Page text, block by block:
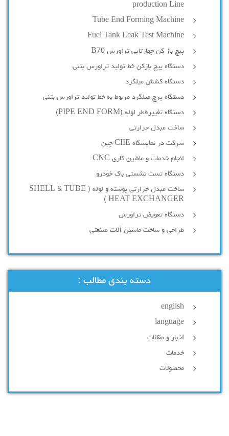
production Line
Tube End Forming Machine
Fuel Tank Leak Test Machine
پیچ باز کن چهارتایی تراورس B70
دستگاه پیچ بازکن خط تولید تراورس بتنی
دستگاه کشش میلگرد
دستگاه پرچ میلگرد مربوط به خط تولید تراورس بتنی
دستگاه تغییرقطر لوله (PIPE END FORM)
ساخت مبدل حرارتی
شرکت در نمایشگاه CIIE چین
انجام خدمات و ماشین کاری CNC
دستگاه تست نشستی باک خودرو
ساخت مبدل حرارتی پوسته و لوله ( SHELL & TUBE
HEAT EXCHANGER )
دستگاه تعویض تراورس
طراحی و ساخت ماشین آلات صنعتی
دسته بندی مطالب :
english
language
اخبار و مقالات
خدمات
محصولات